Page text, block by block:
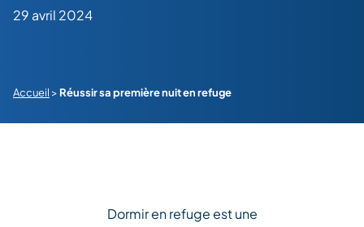
29 avril 2024
Accueil > Réussir sa première nuit en refuge
Dormir en refuge est une